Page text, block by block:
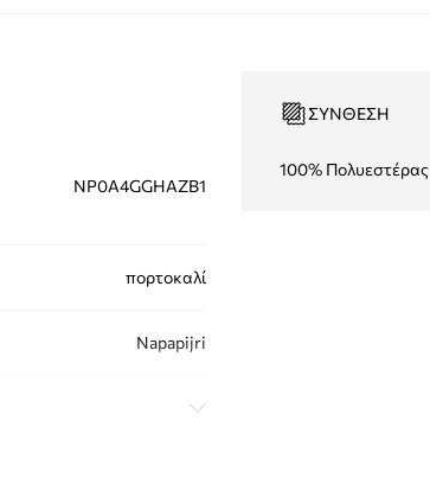
NP0A4GGHAZB1
πορτοκαλί
Napapijri
ΣΎΝΘΕΣΗ
100% Πολυεστέρας